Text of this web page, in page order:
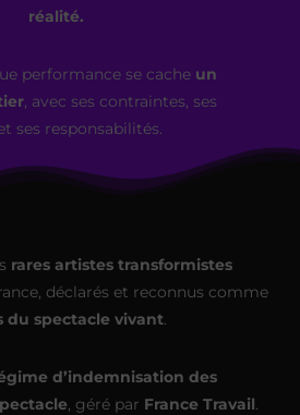
réalité.
performance se cache un
, avec ses contraintes, ses
ses responsabilités.
rares artistes transformistes
déclarés et reconnus comme
du spectacle vivant.
d’indemnisation des
, géré par France Travail.